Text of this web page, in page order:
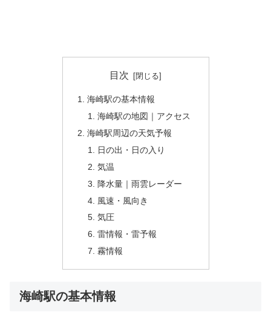
目次
海崎駅の基本情報
海崎駅の地図｜アクセス
海崎駅周辺の天気予報
日の出・日の入り
気温
降水量｜雨雲レーダー
風速・風向き
気圧
雷情報・雷予報
霧情報
海崎駅の基本情報